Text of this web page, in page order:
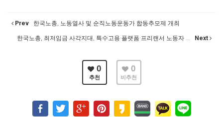
Prev 한국노총, 노동열사 및 순직노동운동가 합동추모제 개최
한국노총, 최저임금 사각지대, 특수고용·플랫폼·프리랜서 노동자 ... Next
0
추천
0
비추천